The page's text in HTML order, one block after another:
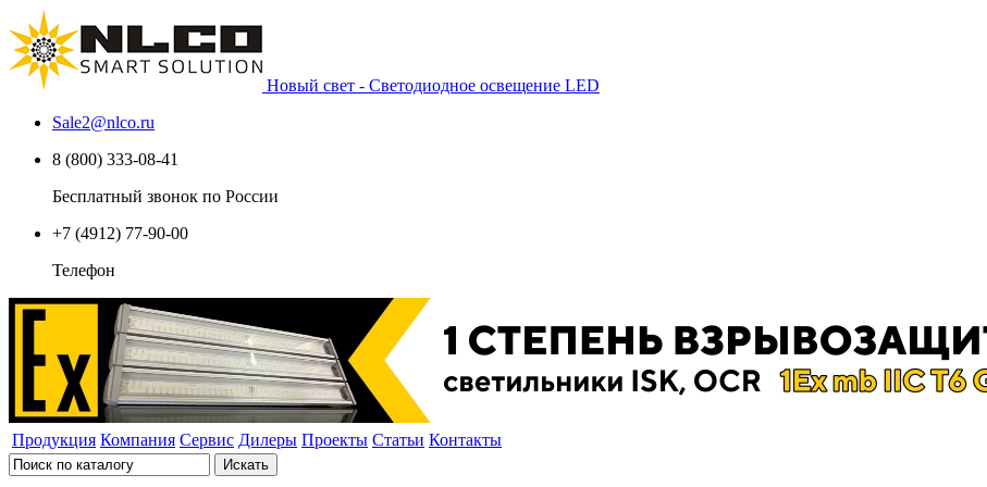
Новый свет - Светодиодное освещение LED
Sale2@nlco.ru
8 (800) 333-08-41
Бесплатный звонок по России
+7 (4912) 77-90-00
Телефон
Продукция Компания Сервис Дилеры Проекты Статьи Контакты